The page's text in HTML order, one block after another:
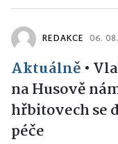
REDAKCE 06.
Aktuálně •
na Husově
hřbitovech se
péče